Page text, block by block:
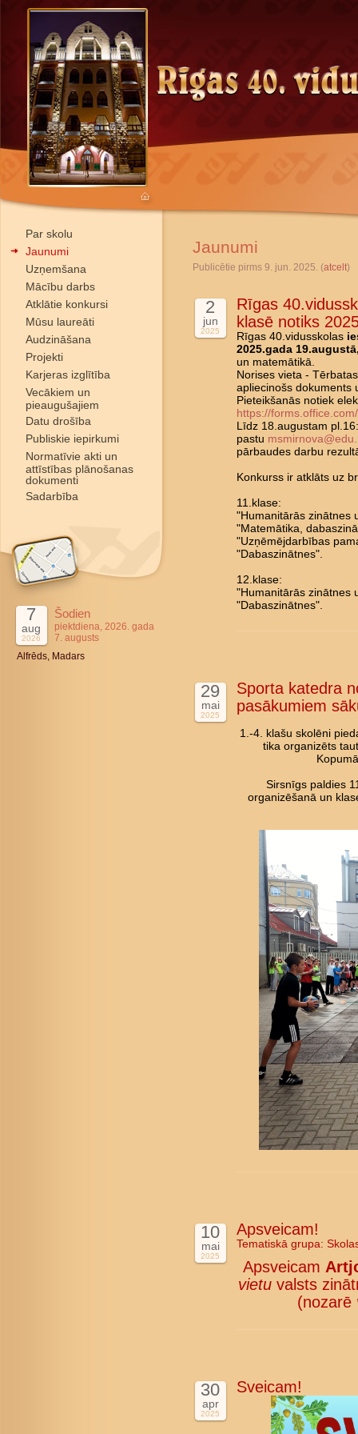
Par skolu
Jaunumi
Uzņemšana
Mācību darbs
Atklātie konkursi
Mūsu laureāti
Audzināšana
Projekti
Karjeras izglītība
Vecākiem un
pieaugušajiem
Datu drošība
Publiskie iepirkumi
Normatīvie akti un
attīstības plānošanas
dokumenti
Sadarbība
7
aug
2026
Šodien
piektdiena, 2026. gada
7. augusts
Alfrēds, Madars
Jaunumi
Publicētie pirms 9. jun. 2025. (atcelt)
2
jun
2025
Rīgas
klasē notiks
Rīgas 40.vidusskolas
2025.gada
un matemātikā.
Norises vieta -
apliecinošs dokuments
Pieteikšanās notiek
https://
Līdz 18.augustam
pastu
pārbaudes darbu
Konkurss ir atklāts uz
11.klase:
"Humanitārās zinātnes
"Matemātika,
"Uzņēmējdarbības
"Dabaszinātnes".
12.klase:
"Humanitārās zinātnes
"Dabaszinātnes".
29
mai
2025
Sporta katedra
pasākumiem
1.-4. klašu skolēni
tika organizēts
Sirsnīgs paldies
organizēšanā un
10
mai
2025
Apsveicam!
Tematiskā grupa:
Apsveicam
vietuvalsts
(nozarē
30
apr
2025
Sveicam!